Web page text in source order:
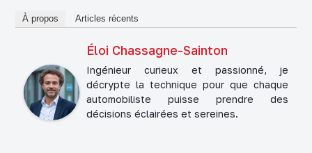
À propos Articles récents
Éloi Chassagne-Sainton
Ingénieur curieux et passionné, je
décrypte la technique pour que chaque
automobiliste puisse prendre des
décisions éclairées et sereines.